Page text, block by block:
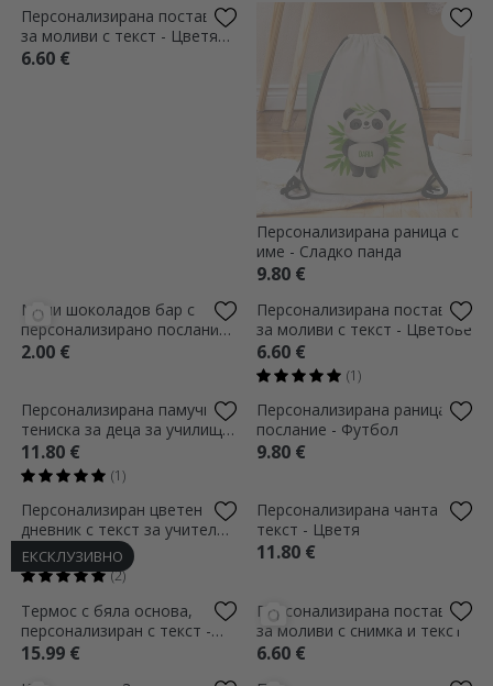
Персонализирана раница с
име - Сладко панда
9.80 €
Мини шоколадов бар с
персонализирано послание
- Първи ден в училище
2.00 €
Персонализирана поставка
за моливи с текст - Цветове